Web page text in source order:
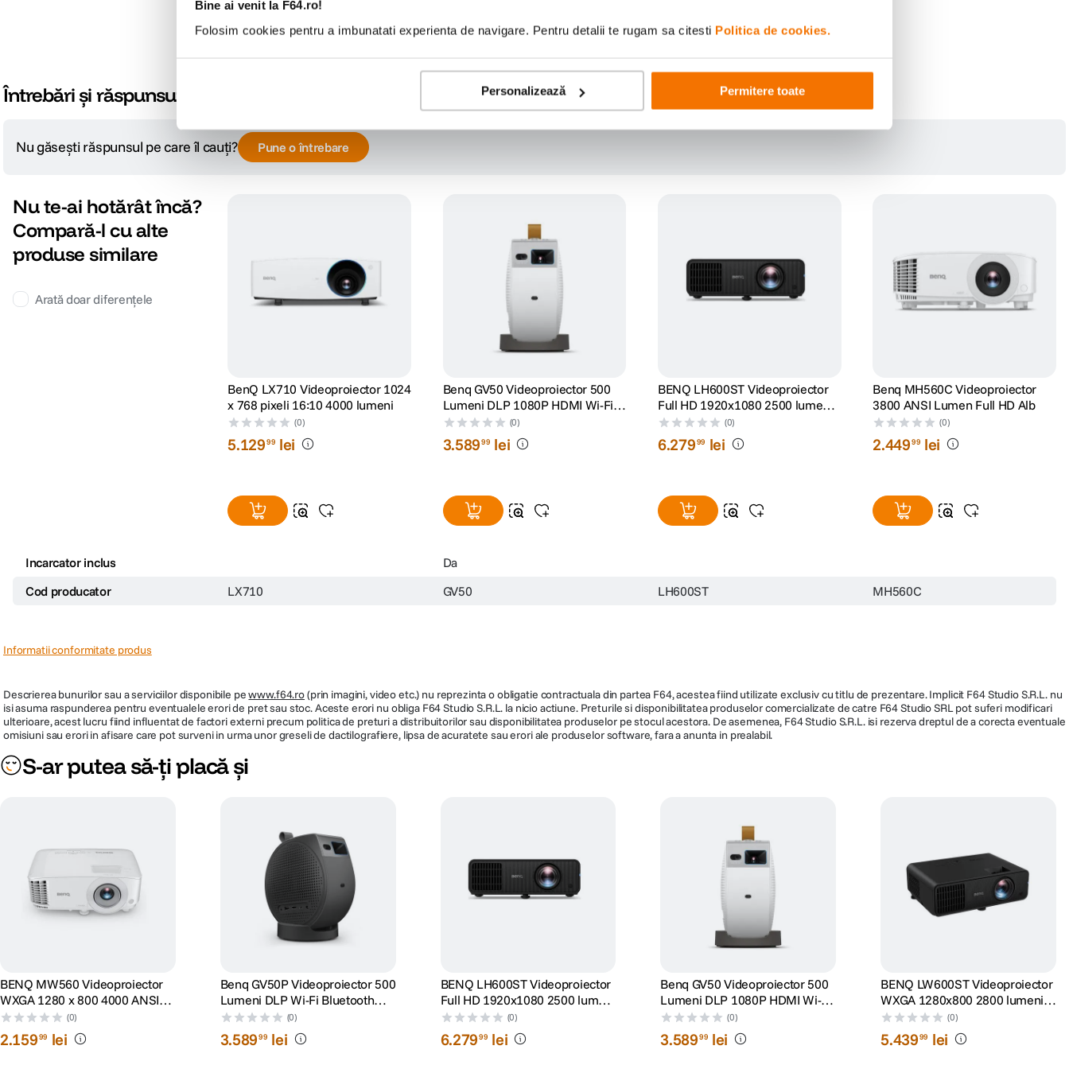
Bine ai venit la F64.ro!
Folosim cookies pentru a imbunatati experienta de navigare. Pentru detalii te rugam sa citesti Politica de cookies.
Personalizează Permitere toate
Scrie prima recenzie
Întrebări și răspunsuri
Nu găsești răspunsul pe care îl cauți? Pune o întrebare
Nu te-ai hotărât încă?
Compară-l cu alte
produse similare
Arată doar diferențele
BenQ LX710 Videoproiector 1024
x 768 pixeli 16:10 4000 lumeni
(0)
5.12999 lei
Benq GV50 Videoproiector 500
Lumeni DLP 1080P HDMI Wi-Fi
Android TV Alb
(0)
3.58999 lei
BENQ LH600ST Videoproiector
Full HD 1920x1080 2500 lumeni
Boxe 10W Negru
(0)
6.27999 lei
Benq MH560C Videoproiector
3800 ANSI Lumen Full HD Alb
(0)
2.44999 lei
Incarcator inclus
Da
Cod producator
LX710 GV50 LH600ST MH560C
Informatii conformitate produs
Descrierea bunurilor sau a serviciilor disponibile pewww.f64.ro(prin imagini, video etc.) nu reprezinta o obligatie contractuala din partea F64, acestea fiind utilizate exclusiv cu titlu de prezentare. Implicit F64 Studio S.R.L. nu
isi asuma raspunderea pentru eventualele erori de pret sau stoc. Aceste erori nu obliga F64 Studio S.R.L. la nicio actiune. Preturile si disponibilitatea produselor comercializate de catre F64 Studio SRL pot suferi modificari
ulterioare, acest lucru fiind influentat de factori externi precum politica de preturi a distribuitorilor sau disponibilitatea produselor pe stocul acestora. De asemenea, F64 Studio S.R.L. isi rezerva dreptul de a corecta eventuale
omisiuni sau erori in afisare care pot surveni in urma unor greseli de dactilografiere, lipsa de acuratete sau erori ale produselor software, fara a anunta in prealabil.
S-ar putea să-ți placă și
BENQ MW560 Videoproiector
WXGA 1280 x 800 4000 ANSI
lumeni DLP (0)
2.15999 lei
Benq GV50P Videoproiector 500
Lumeni DLP Wi-Fi Bluetooth
Negru
(0)
3.58999 lei
BENQ LH600ST Videoproiector
Full HD 1920x1080 2500 lumeni
Boxe 10W Negru
(0)
6.27999 lei
Benq GV50 Videoproiector 500
Lumeni DLP 1080P HDMI Wi-Fi
Android TV Alb
(0)
3.58999 lei
BENQ LW600ST Videoproiector
WXGA 1280x800 2800 lumeni
Boxe 10W Negru
(0)
5.43999 lei